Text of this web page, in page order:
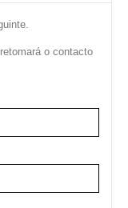
o contacto